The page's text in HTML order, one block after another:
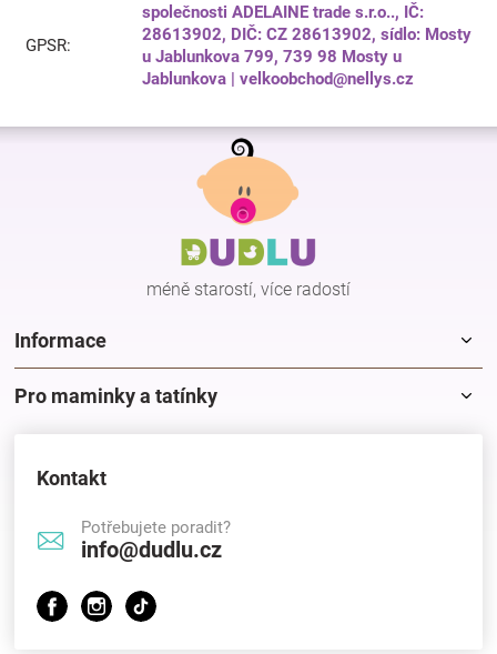
GPSR:
společnosti ADELAINE trade s.r.o.., IČ:
28613902, DIČ: CZ 28613902, sídlo: Mosty
u Jablunkova 799, 739 98 Mosty u
Jablunkova | velkoobchod@nellys.cz
Z
méně starostí, více radostí
Informace
Pro maminky a tatínky
Kontakt
Potřebujete poradit?
info@dudlu.cz